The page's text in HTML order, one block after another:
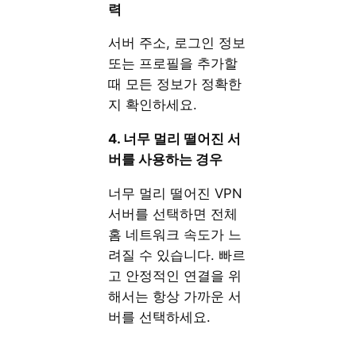
력
서버 주소, 로그인 정보
또는 프로필을 추가할
때 모든 정보가 정확한
지 확인하세요.
4. 너무 멀리 떨어진 서
버를 사용하는 경우
너무 멀리 떨어진 VPN
서버를 선택하면 전체
홈 네트워크 속도가 느
려질 수 있습니다. 빠르
고 안정적인 연결을 위
해서는 항상 가까운 서
버를 선택하세요.